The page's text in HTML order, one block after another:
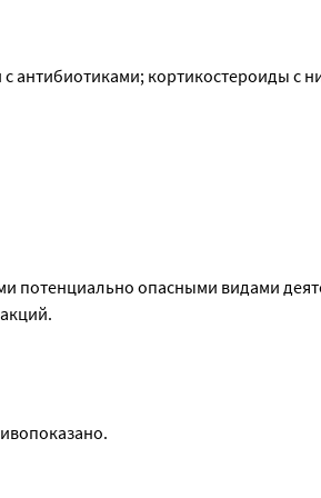
антибиотиками; кортикостероиды с
потенциально опасными видами